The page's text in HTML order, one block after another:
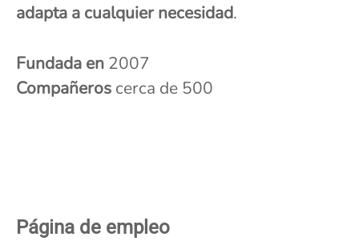
adapta a cualquier necesidad.
Fundada en 2007
Compañeros cerca de 500
Página de empleo